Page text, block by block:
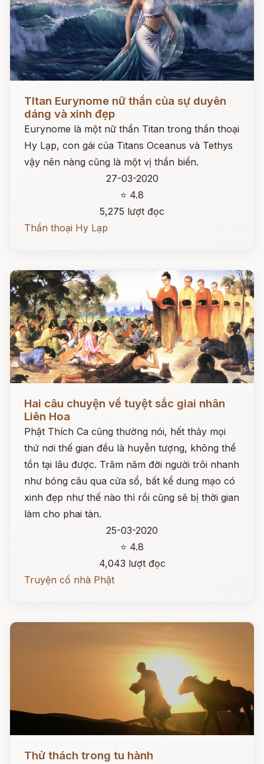
TItan Eurynome nữ thần của sự duyên
dáng và xinh đẹp
Eurynome là một nữ thần Titan trong thần thoại
Hy Lạp, con gái của Titans Oceanus và Tethys
vậy nên nàng cũng là một vị thần biển.
27-03-2020
⭐ 4.8
5,275 lượt đọc
Thần thoại Hy Lạp
Hai câu chuyện về tuyệt sắc giai nhân
Liên Hoa
Phật Thích Ca cũng thường nói, hết thảy mọi
thứ nơi thế gian đều là huyễn tượng, không thể
tồn tại lâu được. Trăm năm đời người trôi nhanh
như bóng câu qua cửa sổ, bất kể dung mạo có
xinh đẹp như thế nào thì rồi cũng sẽ bị thời gian
làm cho phai tàn.
25-03-2020
⭐ 4.8
4,043 lượt đọc
Truyện cổ nhà Phật
Thử thách trong tu hành